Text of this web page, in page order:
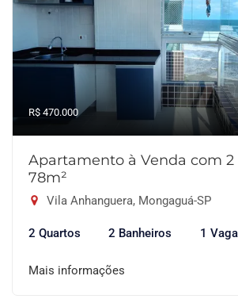
R$ 470.000
Apartamento à Venda com 2
78m²
Vila Anhanguera, Mongaguá-SP
2 Quartos 2 Banheiros 1 Vaga
Mais informações